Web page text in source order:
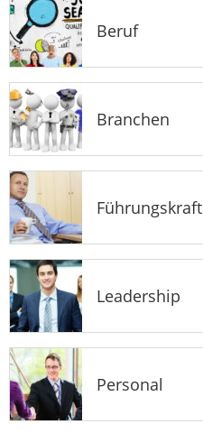
Beruf
Branchen
Führungskraft
Leadership
Personal